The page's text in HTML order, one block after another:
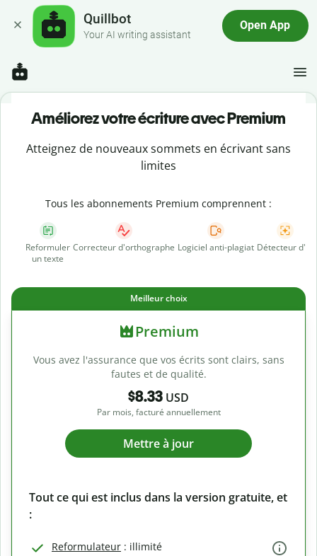
Quillbot
Your AI writing assistant
Open App
Améliorez votre écriture avec Premium
Atteignez de nouveaux sommets en écrivant sans
limites
Tous les abonnements Premium comprennent :
Reformuler
un texte
Correcteur d'orthographe Logiciel anti-plagiat Détecteur d'IA
Meilleur choix
Premium
Vous avez l'assurance que vos écrits sont clairs, sans
fautes et de qualité.
$8.33 USD
Par mois, facturé annuellement
Mettre à jour
Tout ce qui est inclus dans la version gratuite, et
:
Reformulateur : illimité